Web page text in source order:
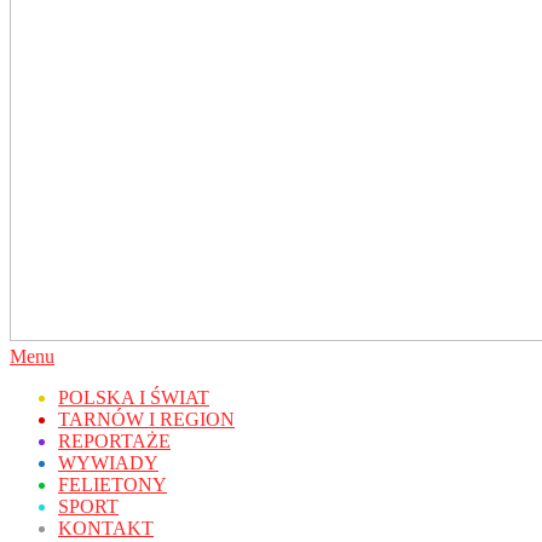
Secondary
Menu
Menu
POLSKA I ŚWIAT
TARNÓW I REGION
REPORTAŻE
WYWIADY
FELIETONY
SPORT
KONTAKT